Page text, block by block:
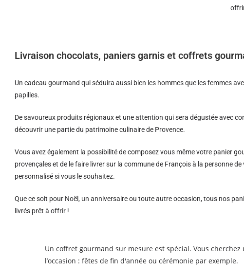
Livraison chocolats, paniers garnis et coffrets
Un cadeau gourmand qui séduira aussi bien les hommes que les femmes
papilles.
De savoureux produits régionaux et une attention qui sera dégustée avec
découvrir une partie du patrimoine culinaire de Provence.
Vous avez également la possibilité de composez vous même votre panier
provençales et de le faire livrer sur la commune de François à la personne
personnalisé si vous le souhaitez.
Que ce soit pour Noël, un anniversaire ou toute autre occasion, tous nos
livrés prêt à offrir !
Un coffret gourmand sur mesure est spécial. Vous
l’occasion : fêtes de fin d'année ou cérémonie par exemple.